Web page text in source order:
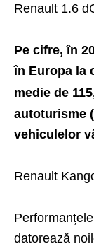
Renault 1.6
Pe cifre, în
în Europa la
medie de
autoturisme
vehiculelor
Renault
datorează